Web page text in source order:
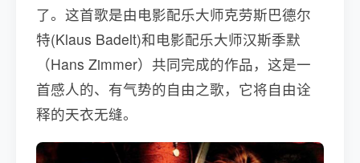
了。这首歌是由电影配乐大师克劳斯巴德尔
特(Klaus Badelt)和电影配乐大师汉斯季默
（Hans Zimmer）共同完成的作品，这是一
首感人的、有气势的自由之歌，它将自由诠
释的天衣无缝。